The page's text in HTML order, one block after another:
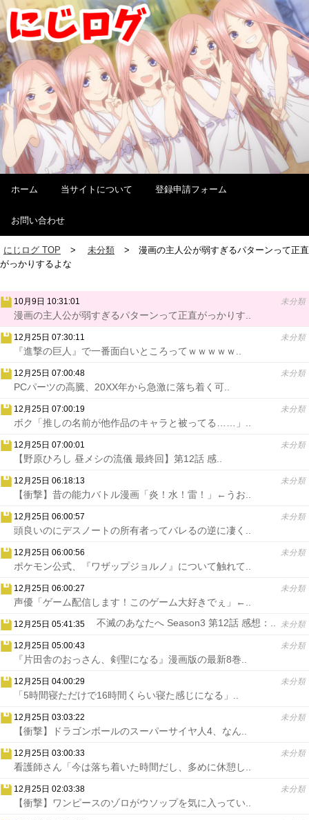
ホーム 当サイトについて 登録申請フォーム
お問い合わせ
にじログ TOP 未分類
漫画の主人公が弱すぎるパターンって正直
がっかりするよな
10月9日 10:31:01 未分類
漫画の主人公が弱すぎるパターンって正直がっかりす..
12月25日 07:30:11 未分類
『進撃の巨人』で一番面白いところってｗｗｗｗｗ..
12月25日 07:00:48 未分類
PCパーツの高騰、20XX年から急激に落ち着く可..
12月25日 07:00:19 未分類
ボク「推しの名前が他作品のキャラと被ってる……」..
12月25日 07:00:01 未分類
【野原ひろし 昼メシの流儀 最終回】第12話 感..
12月25日 06:18:13 未分類
【衝撃】昔の能力バトル漫画「炎！水！雷！」←うお..
12月25日 06:00:57 未分類
頭良いのにデスノートの所有者ってバレるの逆に凄く..
12月25日 06:00:56 未分類
ポケモン公式、『ワザップジョルノ』について触れて..
12月25日 06:00:27 未分類
声優「ゲーム配信します！このゲーム大好きでぇ」←..
12月25日 05:41:35 未分類
不滅のあなたへ Season3 第12話 感想：..
12月25日 05:00:43 未分類
『片田舎のおっさん、剣聖になる』漫画版の最新8巻..
12月25日 04:00:29 未分類
「5時間寝ただけで16時間くらい寝た感じになる」..
12月25日 03:03:22 未分類
【衝撃】ドラゴンボールのスーパーサイヤ人4、なん..
12月25日 03:00:33 未分類
看護師さん「今は落ち着いた時間だし、多めに休憩し..
12月25日 02:03:38 未分類
【衝撃】ワンピースのゾロがウソップを気に入ってい..